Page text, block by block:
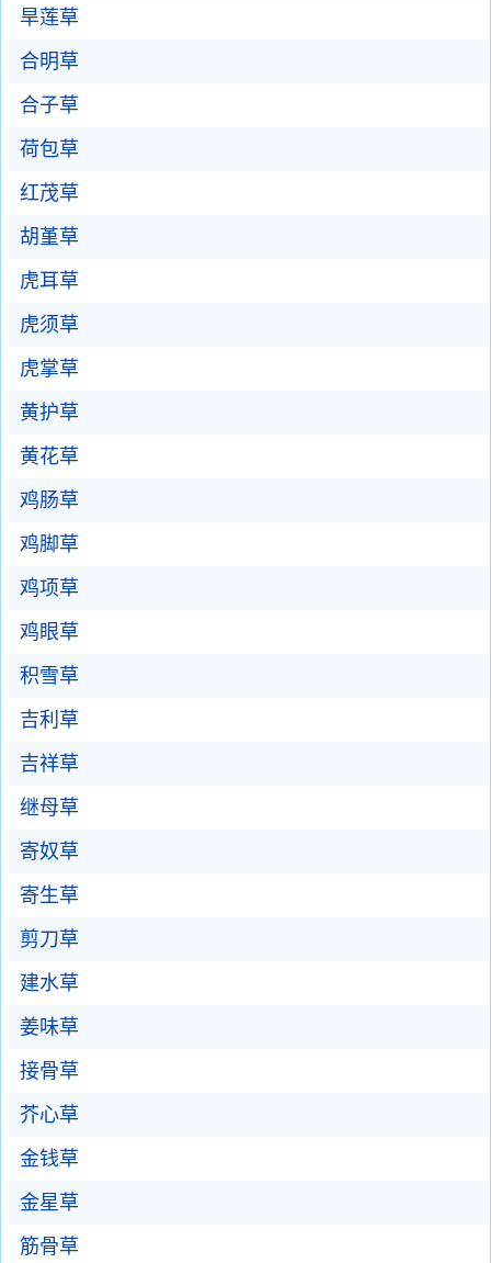
旱莲草
合明草
合子草
荷包草
红茂草
胡堇草
虎耳草
虎须草
虎掌草
黄护草
黄花草
鸡肠草
鸡脚草
鸡项草
鸡眼草
积雪草
吉利草
吉祥草
继母草
寄奴草
寄生草
剪刀草
建水草
姜味草
接骨草
芥心草
金钱草
金星草
筋骨草